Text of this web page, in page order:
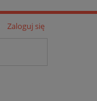
Zaloguj się